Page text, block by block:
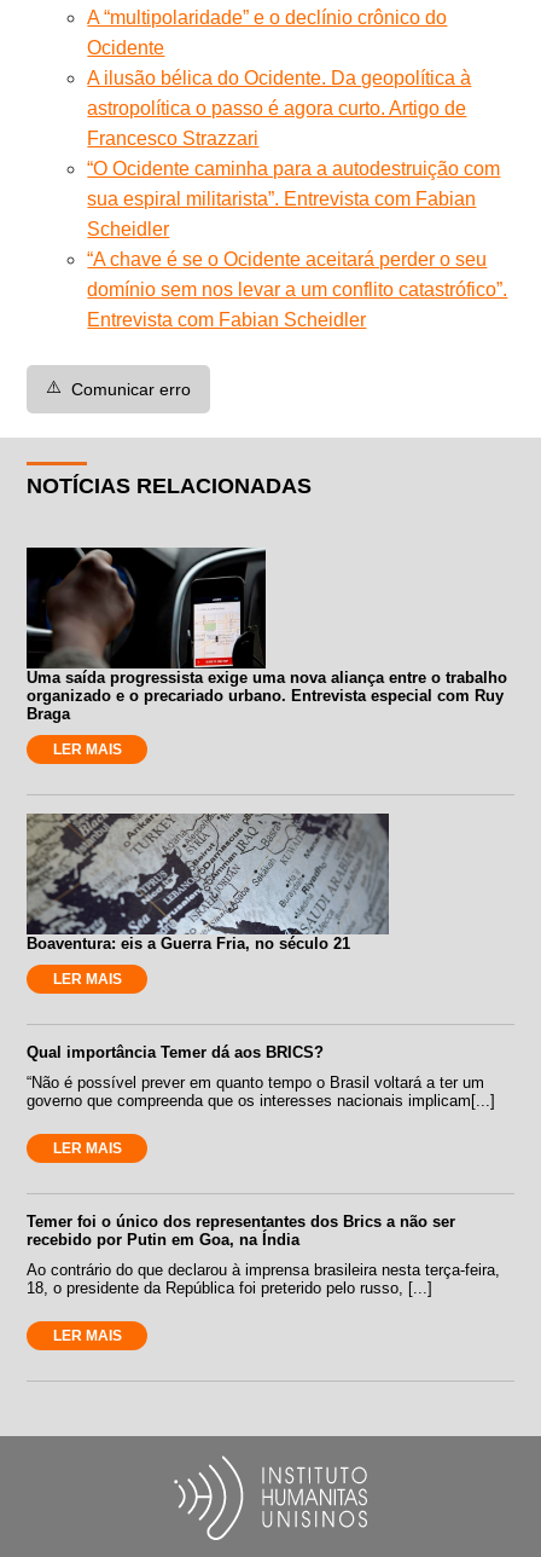
A “multipolaridade” e o declínio crônico do
Ocidente
A ilusão bélica do Ocidente. Da geopolítica à
astropolítica o passo é agora curto. Artigo de
Francesco Strazzari
“O Ocidente caminha para a autodestruição com
sua espiral militarista”. Entrevista com Fabian
Scheidler
“A chave é se o Ocidente aceitará perder o seu
domínio sem nos levar a um conflito catastrófico”.
Entrevista com Fabian Scheidler
⚠️ Comunicar erro
NOTÍCIAS RELACIONADAS
Uma saída progressista exige uma nova aliança entre o trabalho
organizado e o precariado urbano. Entrevista especial com Ruy
Braga
LER MAIS
Boaventura: eis a Guerra Fria, no século 21
LER MAIS
Qual importância Temer dá aos BRICS?
“Não é possível prever em quanto tempo o Brasil voltará a ter um
governo que compreenda que os interesses nacionais implicam[...]
LER MAIS
Temer foi o único dos representantes dos Brics a não ser
recebido por Putin em Goa, na Índia
Ao contrário do que declarou à imprensa brasileira nesta terça-feira,
18, o presidente da República foi preterido pelo russo, [...]
LER MAIS